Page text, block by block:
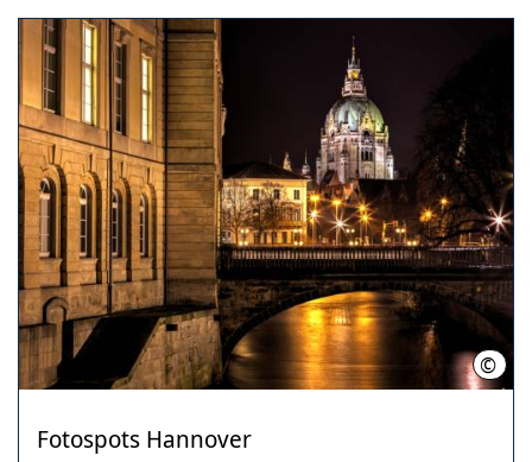
©
Fotospots Hannover